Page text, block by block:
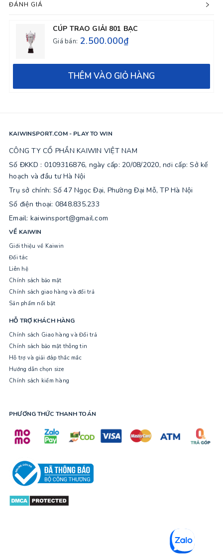
ĐÁNH GIÁ
CÚP TRAO GIẢI 801 BẠC
Giá bán: 2.500.000₫
THÊM VÀO GIỎ HÀNG
KAIWINSPORT.COM - PLAY TO WIN
CÔNG TY CỔ PHẦN KAIWIN VIỆT NAM
Số ĐKKD : 0109316876, ngày cấp: 20/08/2020, nơi cấp: Sở kế
hoạch và đầu tư Hà Nội
Trụ sở chính: Số 47 Ngọc Đại, Phường Đại Mỗ, TP Hà Nội
Số điện thoại: 0848.835.233
Email: kaiwinsport@gmail.com
VỀ KAIWIN
Giới thiệu về Kaiwin
Đối tác
Liên hệ
Chính sách bảo mật
Chính sách giao hàng và đổi trả
Sản phẩm nổi bật
HỖ TRỢ KHÁCH HÀNG
Chính sách Giao hàng và Đổi trả
Chính sách bảo mật thông tin
Hỗ trợ và giải đáp thắc mắc
Hướng dẫn chọn size
Chính sách kiểm hàng
PHƯƠNG THỨC THANH TOÁN